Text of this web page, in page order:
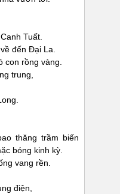
Tuất.
đến Đại La.
con rồng vàng.
trung,
thăng trầm biến
bóng kinh kỳ.
vang rền.
điện,